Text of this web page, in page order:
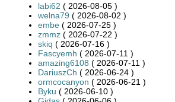
labi62 ( 2026-08-05 )
welna79 ( 2026-08-02 )
embe ( 2026-07-25 )
zmmz ( 2026-07-22 )
skiq ( 2026-07-16 )
Fascyemh ( 2026-07-11 )
amazing6108 ( 2026-07-11 )
DariuszCh ( 2026-06-24 )
ormcocanyon ( 2026-06-21 )
Byku ( 2026-06-10 )